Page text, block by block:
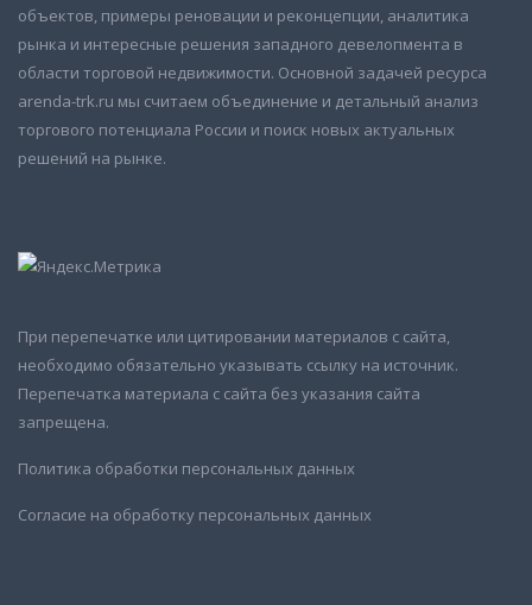
объектов, примеры реновации и реконцепции, аналитика
рынка и интересные решения западного девелопмента в
области торговой недвижимости. Основной задачей ресурса
arenda-trk.ru мы считаем объединение и детальный анализ
торгового потенциала России и поиск новых актуальных
решений на рынке.
При перепечатке или цитировании материалов с сайта,
необходимо обязательно указывать ссылку на источник.
Перепечатка материала с сайта без указания сайта
запрещена.
Политика обработки персональных данных
Согласие на обработку персональных данных